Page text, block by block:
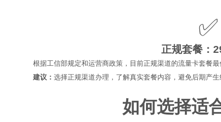
✅
正规套餐：
根据工信部规定和运营商政策，目前正规渠道的流量卡套餐
建议： 选择正规渠道办理，了解真实套餐内容，避免后期产
如何选择适